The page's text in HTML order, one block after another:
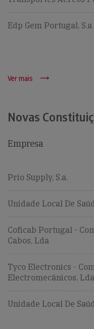
Edp Gem Portugal, S.a
Ver mais
Novas
Empresa
Prio Supply, S.a.
Unidade Local De
Coficab Portugal -
Cabos, Lda
Tyco Electronics -
Electromecânicos, Lda
Unidade Local De